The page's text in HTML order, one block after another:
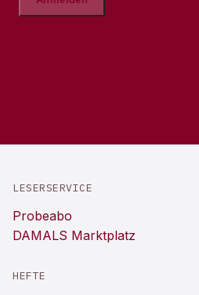
LESERSERVICE
Probeabo
DAMALS Marktplatz
HEFTE